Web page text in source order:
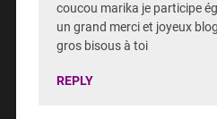
coucou marika je participe
un grand merci et joyeux
gros bisous à toi
REPLY